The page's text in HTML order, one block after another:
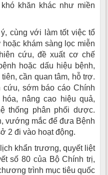
khăn khác như miền
cùng với làm tốt việc tổ
khám sàng lọc miễn
cứu, đề xuất cơ chế
hoặc dấu hiệu bệnh,
cần quan tâm, hỗ trợ.
cứu, sớm báo cáo Chính
nâng cao hiệu quả,
thống phân phối dược.
vướng mắc để đưa Bệnh
2 đi vào hoạt động.
khẩn trương, quyết liệt
số 80 của Bộ Chính trị,
trình mục tiêu quốc